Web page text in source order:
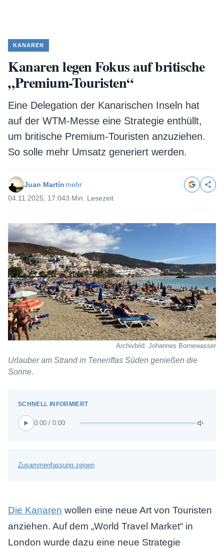
KANAREN
Kanaren legen Fokus auf britische
„Premium-Touristen“
Eine Delegation der Kanarischen Inseln hat
auf der WTM-Messe eine Strategie enthüllt,
um britische Premium-Touristen anzuziehen.
So solle mehr Umsatz generiert werden.
Juan Martín mehr
04.11.2025, 17:043 Min. Lesezeit
Archivbild: Johannes Bornewasser
Urlauber am Strand in Teneriffas Süden genießen die
Sonne.
0:00 / 0:00
Zusammenfassung zeigen
Die Kanaren wollen eine neue Art von Touristen
anziehen. Auf dem „World Travel Market“ in
London wurde dazu eine neue Strategie